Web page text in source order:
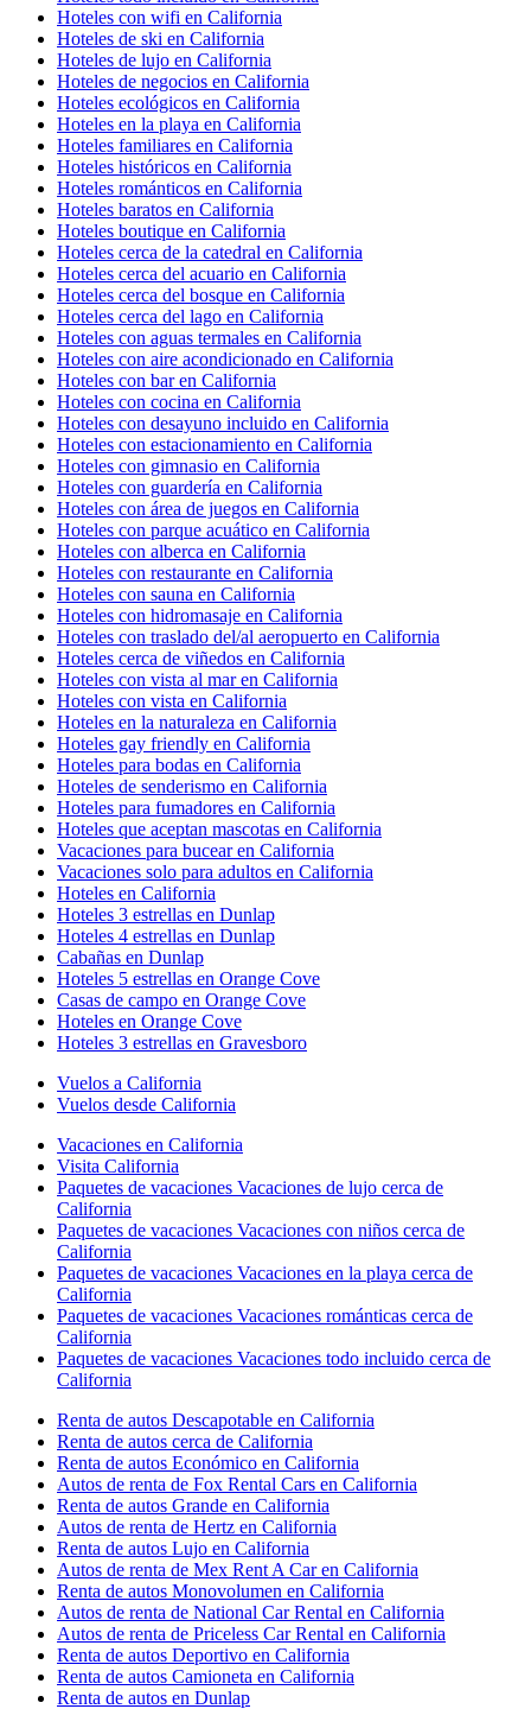
Hoteles con wifi en California
Hoteles de ski en California
Hoteles de lujo en California
Hoteles de negocios en California
Hoteles ecológicos en California
Hoteles en la playa en California
Hoteles familiares en California
Hoteles históricos en California
Hoteles románticos en California
Hoteles baratos en California
Hoteles boutique en California
Hoteles cerca de la catedral en California
Hoteles cerca del acuario en California
Hoteles cerca del bosque en California
Hoteles cerca del lago en California
Hoteles con aguas termales en California
Hoteles con aire acondicionado en California
Hoteles con bar en California
Hoteles con cocina en California
Hoteles con desayuno incluido en California
Hoteles con estacionamiento en California
Hoteles con gimnasio en California
Hoteles con guardería en California
Hoteles con área de juegos en California
Hoteles con parque acuático en California
Hoteles con alberca en California
Hoteles con restaurante en California
Hoteles con sauna en California
Hoteles con hidromasaje en California
Hoteles con traslado del/al aeropuerto en California
Hoteles cerca de viñedos en California
Hoteles con vista al mar en California
Hoteles con vista en California
Hoteles en la naturaleza en California
Hoteles gay friendly en California
Hoteles para bodas en California
Hoteles de senderismo en California
Hoteles para fumadores en California
Hoteles que aceptan mascotas en California
Vacaciones para bucear en California
Vacaciones solo para adultos en California
Hoteles en California
Hoteles 3 estrellas en Dunlap
Hoteles 4 estrellas en Dunlap
Cabañas en Dunlap
Hoteles 5 estrellas en Orange Cove
Casas de campo en Orange Cove
Hoteles en Orange Cove
Hoteles 3 estrellas en Gravesboro
Vuelos a California
Vuelos desde California
Vacaciones en California
Visita California
Paquetes de vacaciones Vacaciones de lujo cerca de
California
Paquetes de vacaciones Vacaciones con niños cerca de
California
Paquetes de vacaciones Vacaciones en la playa cerca de
California
Paquetes de vacaciones Vacaciones románticas cerca de
California
Paquetes de vacaciones Vacaciones todo incluido cerca de
California
Renta de autos Descapotable en California
Renta de autos cerca de California
Renta de autos Económico en California
Autos de renta de Fox Rental Cars en California
Renta de autos Grande en California
Autos de renta de Hertz en California
Renta de autos Lujo en California
Autos de renta de Mex Rent A Car en California
Renta de autos Monovolumen en California
Autos de renta de National Car Rental en California
Autos de renta de Priceless Car Rental en California
Renta de autos Deportivo en California
Renta de autos Camioneta en California
Renta de autos en Dunlap